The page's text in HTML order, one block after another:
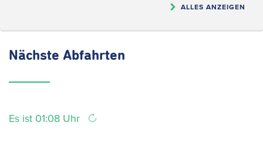
ALLES ANZEIGEN
Nächste Abfahrten
Es ist 01:08 Uhr